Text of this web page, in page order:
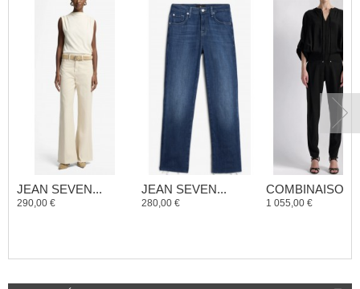
JEAN SEVEN...
290,00 €
JEAN SEVEN...
280,00 € 1 055,00 €